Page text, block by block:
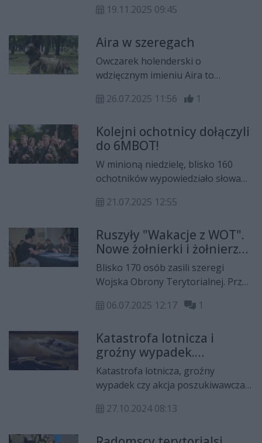
Dorohusk, żołnierze Wojsk Obrony
wzmocnione działania prewencyjne.
W akcję zaangażowani są
Terytorialsi z trzech pododdziałów
6 Mazowieckiej Brygady Obrony
Terytorialnej.
19.11.2025 09:45
Aira w szeregach
Owczarek holenderski o
wdzięcznym imieniu Aira to
poszukiwawczo-ratowniczej
26.07.2025 11:56 1
Kolejni ochotnicy dołączyli
do 6MBOT!
W minioną niedzielę, blisko 160
ochotników wypowiedziało słowa
Brygady Obrony Terytorialnej
wojskowej.
21.07.2025 12:55
Ruszyły "Wakacje z WOT".
Nowe żołnierki i żołnierze
zasilą szeregi 6
Mazowieckiej Brygady
Obrony Terytorialnej
Blisko 170 osób zasili szeregi
Wojska Obrony Terytorialnej. Przed
zakończy się przysięgą. - Oczekuję
wytrzymałość, zarówno psychiczną
jak i fizyczną - podkreśla Iwona,
uczestniczka szkolenia.
06.07.2025 12:17 1
Katastrofa lotnicza i
groźny wypadek.
Terytorialsi w akcji
Katastrofa lotnicza, groźny
wypadek czy akcja poszukiwawcza
ćwiczenia. Terytorialsi z 6
27.10.2024 08:13